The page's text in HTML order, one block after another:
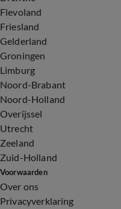
Flevoland
Friesland
Gelderland
Groningen
Limburg
Noord-Brabant
Noord-Holland
Overijssel
Utrecht
Zeeland
Zuid-Holland
Voorwaarden
Over ons
Privacyverklaring